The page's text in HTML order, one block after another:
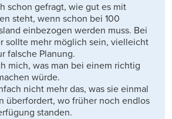
schon gefragt, wie gut es mit
steht, wenn schon bei 100
einbezogen werden muss. Bei
sollte mehr möglich sein, vielleicht
falsche Planung.
mich, was man bei einem richtig
würde.
nicht mehr das, was sie einmal
überfordert, wo früher noch endlos
standen.